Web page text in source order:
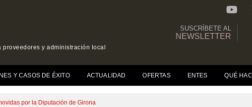
y administración local
SUSCRÍBETE AL
NEWSLETTER
Y CASOS DE ÉXITO ACTUALIDAD (CURRENT)
OFERTAS ENTES QUÉ
por la Diputación de Girona